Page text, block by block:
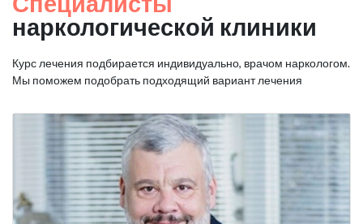
наркологической клиники
Курс лечения подбирается индивидуально, врачом наркологом.
Мы поможем подобрать подходящий вариант лечения